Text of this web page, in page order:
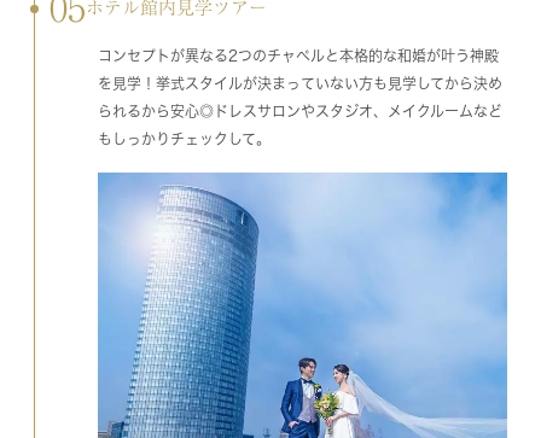
05 ホテル館内見学ツアー
コンセプトが異なる2つのチャペルと本格的な和婚が叶う神殿
を見学！挙式スタイルが決まっていない方も見学してから決め
られるから安心◎ドレスサロンやスタジオ、メイクルームなど
もしっかりチェックして。